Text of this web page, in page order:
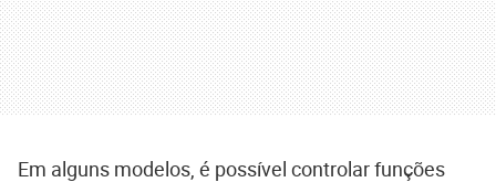
Em alguns modelos, é possível controlar funções